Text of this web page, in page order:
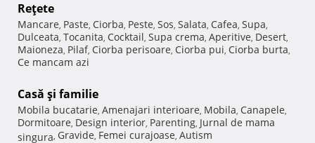
Reţete
Mancare, Paste, Ciorba, Peste, Sos, Salata, Cafea, Supa,
Dulceata, Tocanita, Cocktail, Supa crema, Aperitive, Desert,
Maioneza, Pilaf, Ciorba perisoare, Ciorba pui, Ciorba burta,
Ce mancam azi
Casă şi familie
Mobila bucatarie, Amenajari interioare, Mobila, Canapele,
Dormitoare, Design interior, Parenting, Jurnal de mama
singura, Gravide, Femei curajoase, Autism